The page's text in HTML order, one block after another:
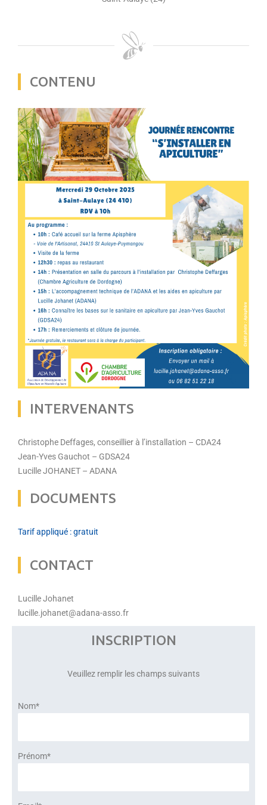
CONTENU
INTERVENANTS
Christophe Deffages, conseillier à l’installation – CDA24
Jean-Yves Gauchot – GDSA24
Lucille JOHANET – ADANA
DOCUMENTS
Tarif appliqué : gratuit
CONTACT
Lucille Johanet
lucille.johanet@adana-asso.fr
INSCRIPTION
Veuillez remplir les champs suivants
Nom*
Prénom*